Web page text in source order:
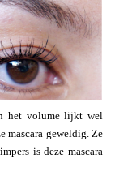
het volume lijkt wel
mascara geweldig. Ze
is deze mascara